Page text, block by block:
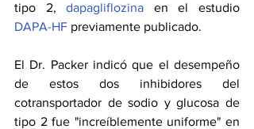
tipo 2, dapagliflozina
DAPA-HF previamente publicado.
El Dr. Packer indicó que el desempeño
de estos dos inhibidores del
cotransportador de sodio y glucosa de
tipo 2 fue "increíblemente uniforme" en